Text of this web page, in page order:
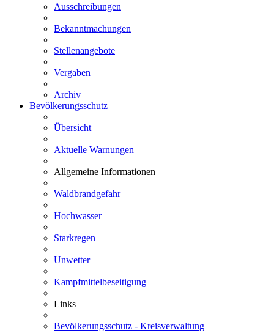
Ausschreibungen
Bekanntmachungen
Stellenangebote
Vergaben
Archiv
Bevölkerungsschutz
Übersicht
Aktuelle Warnungen
Allgemeine Informationen
Waldbrandgefahr
Hochwasser
Starkregen
Unwetter
Kampfmittelbeseitigung
Links
Bevölkerungsschutz - Kreisverwaltung